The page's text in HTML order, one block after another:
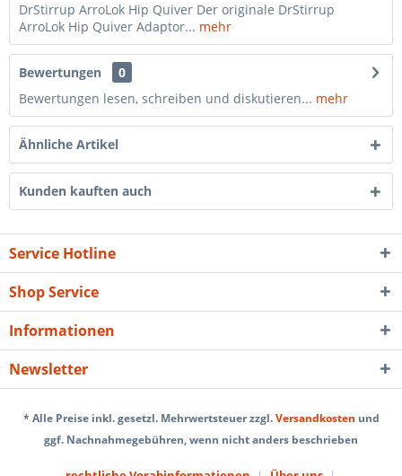
DrStirrup ArroLok Hip Quiver Der originale DrStirrup
ArroLok Hip Quiver Adaptor... mehr
Bewertungen
0
Bewertungen lesen, schreiben und diskutieren... mehr
Ähnliche Artikel
Kunden kauften auch
Service Hotline
Shop Service
Informationen
Newsletter
* Alle Preise inkl. gesetzl. Mehrwertsteuer zzgl.Versandkosten und
ggf. Nachnahmegebühren, wenn nicht anders beschrieben